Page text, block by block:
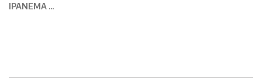
IPANEMA ...